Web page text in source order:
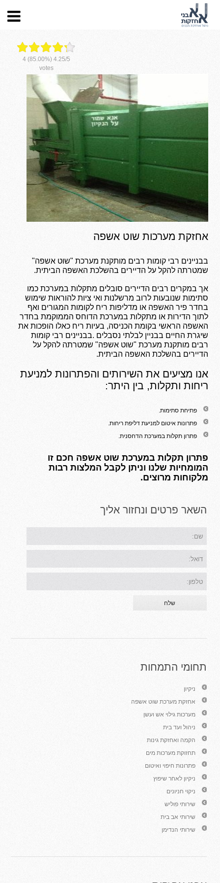
עמוד הבית
4.25/5
(85.00%)
4
votes
אחזקת מערכות שוט אשפה
בבניינים רבי קומות רבים מותקנת מערכת "שוט אשפה"
שמטרתה להקל על הדיירים בהשלכת האשפה הביתית.
אך במקרים רבים הדיירים סובלים מתקלות במערכת כמו
סתימות שנובעות לרוב מרשלנות ואי ציות להוראות שימוש
בחדר פיר האשפה או מדליפות ריח לקומות המגורים ואף
לתוך הדירות או מתקלות במערכת הדוחס הממוקמת בחדר
האשפה הראשי בקומת הכניסה, בעיות ריח כאלו הופכות את
שיגרת החיים בבניין לבלתי נסבלים .בבניינים רבי קומות
רבים מותקנת מערכת "שוט אשפה" שמטרתה להקל על
הדיירים בהשלכת האשפה הביתית.
אנו מציעים את השירותים והפתרונות למניעת
ריחות ותקלות, בין היתר:
פתיחת סתימות.
פתרונות איטום למניעת דליפת ריחות.
פתרון תקלות במערכת הדחסנית.
פתרון תקלות במערכת שוט אשפה חכם זו
המומחיות שלנו וניתן לקבל המלצות רבות
מלקוחות מרוצים.
השאר פרטים ונחזור אליך
תחומי התמחות
ניקיון
אחזקת מערכת שוט אשפה
מערכות גילוי אש ועשן
ניהול ועד בית
הקמה ואחזקת גינות
תחזוקת מערכות מים
פתרונות חיפוי ואיטום
ניקיון לאחר שיפוץ
ניקוי חניונים
שירותי פוליש
שירותי אב בית
שירותי הנדימן